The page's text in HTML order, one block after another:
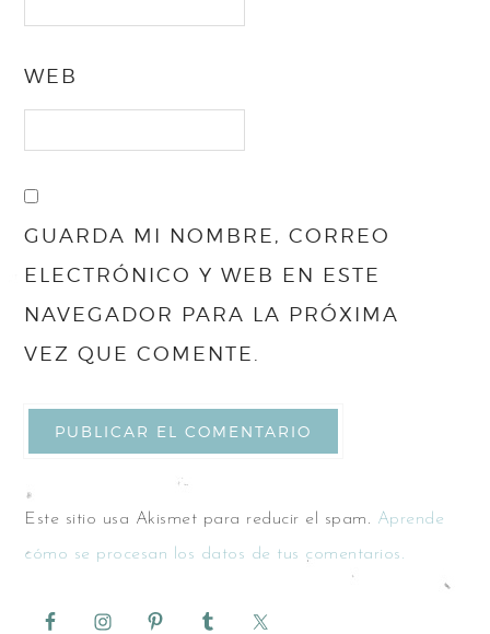
WEB
GUARDA MI NOMBRE, CORREO
ELECTRÓNICO Y WEB EN ESTE
NAVEGADOR PARA LA PRÓXIMA
VEZ QUE COMENTE.
Este sitio usa Akismet para reducir el spam. Aprende
cómo se procesan los datos de tus comentarios.